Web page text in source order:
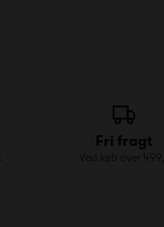
Fri fragt
Ved køb over 499,-